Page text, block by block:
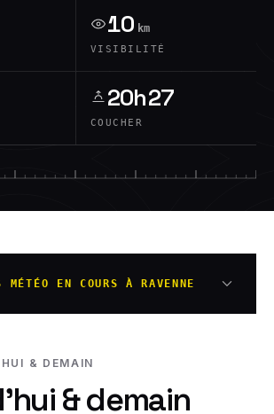
10 km
VISIBILITÉ
20h27
COUCHER
MÉTÉO EN COURS À RAVENNE
& DEMAIN
& demain